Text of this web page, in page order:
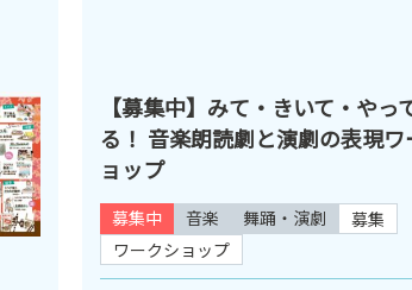
【募集中】みて・きいて・やっ
る！ 音楽朗読劇と演劇の表現ワ
ョップ
募集中 音楽 舞踊・演劇
募集
ワークショップ